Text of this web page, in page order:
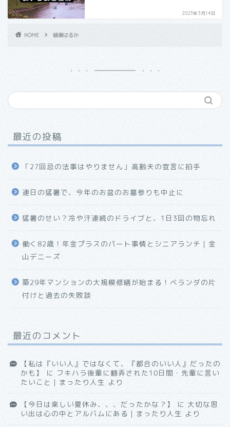
2023年3月14日
HOME 綾瀬はるか
最近の投稿
「27回忌の法事はやりません」高齢夫の宣言に拍手
連日の猛暑で、今年のお盆のお墓参りも中止に
猛暑のせい？冷や汗連続のドライブと、1日3回の物忘れ
働く82歳！年金プラスのパート事情とシニアランチ｜金
山デニーズ
築29年マンションの大規模修繕が始まる！ベランダの片
付けと過去の失敗談
最近のコメント
【私は『いい人』ではなくて、『都合のいい人』だったの
かも】
に フキハラ後輩に翻弄された10日間・先輩に言い
たいこと｜まったり人生 より
【今日は楽しい夏休み、、、だったかな？】 に 大切な思
い出は心の中とアルバムにある｜まったり人生 より